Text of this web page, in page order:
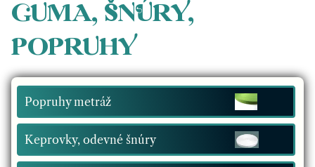
GUMA, ŠNÚRY,
POPRUHY
Popruhy metráž
Keprovky, odevné šnúry